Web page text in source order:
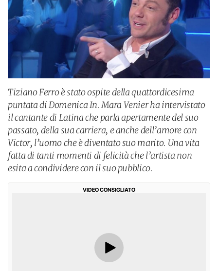
Tiziano Ferro è stato ospite della quattordicesima
puntata di Domenica In. Mara Venier ha intervistato
il cantante di Latina che parla apertamente del suo
passato, della sua carriera, e anche dell’amore con
Victor, l’uomo che è diventato suo marito. Una vita
fatta di tanti momenti di felicità che l’artista non
esita a condividere con il suo pubblico.
VIDEO CONSIGLIATO